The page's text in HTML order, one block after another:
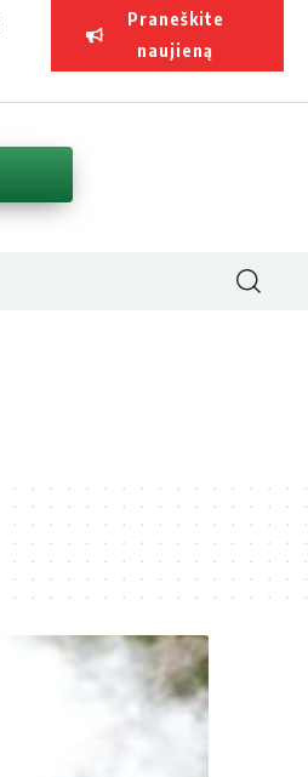
Praneškite
naujieną